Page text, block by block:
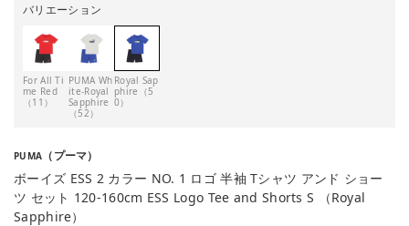
バリエーション
For All Ti
me Red
（11）
PUMA Wh
ite-Royal
Sapphire
（52）
Royal Sap
phire（5
0）
PUMA （プーマ）
ボーイズ ESS 2 カラー NO. 1 ロゴ 半袖 Tシャツ アンド ショー
ツ セット 120-160cm ESS Logo Tee and Shorts S （Royal
Sapphire）